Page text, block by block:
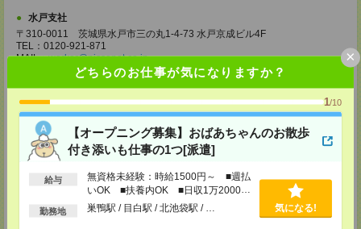
どちらのお仕事が気になりますか？
1/10
【オープニング募集】おばあちゃんのお散歩
付き添いも仕事の1つ[派遣]
給与
無資格未経験：時給1500円～ ■週払
いOK ■扶養内OK ■日収1万2000円
以上
勤務地 巣鴨駅 / 目白駅 / 北池袋駅 / … 気になる!
×
水戸支社
〒310-0011 茨城県水戸市三の丸1-4-73 水戸京成ビル4F
TEL：0120-921-871
MAIL：worker@nissonet.co.jp
担当：採用担当者
受付可能日時：9:30-19:00 ※電話受付時間⇒9:30-21:00
宇都宮支社
〒320-0811 栃木県宇都宮市大通り1-2-11 フコク生命ビル4F
TEL：0120-921-871
MAIL：worker@nissonet.co.jp
担当：採用担当者
受付可能日時：9:30-19:00 ※電話受付時間⇒9:30-21:00
埼玉県さいたま市大宮区仲町2-23-2 大宮仲町センタービル3F（さいたま